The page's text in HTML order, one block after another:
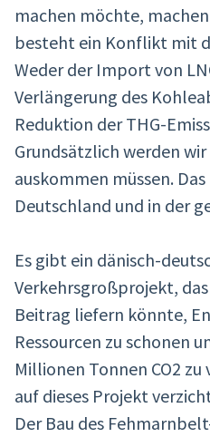
machen möchte,
besteht ein Konflikt mit
Weder der Import von
Verlängerung des
Reduktion der THG-
Grundsätzlich werden
auskommen müssen.
Deutschland und in der
Es gibt ein dänisch-
Verkehrsgroßprojekt,
Beitrag liefern könnte,
Ressourcen zu schonen
Millionen Tonnen CO2
auf dieses Projekt
Der Bau des